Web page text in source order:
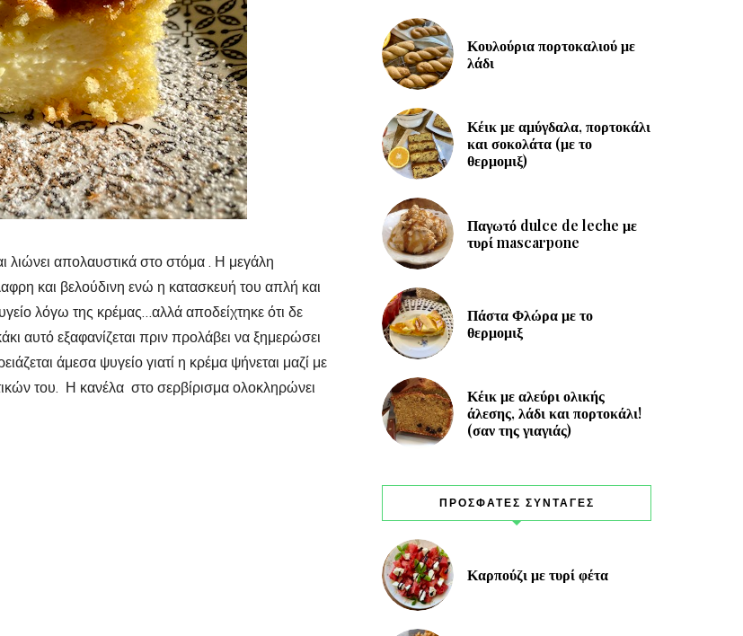
λιώνει απολαυστικά στο στόμα . Η μεγάλη
και βελούδινη ενώ η κατασκευή του απλή και
λόγω της κρέμας…αλλά αποδείχτηκε ότι δε
αυτό εξαφανίζεται πριν προλάβει να ξημερώσει
άμεσα ψυγείο γιατί η κρέμα ψήνεται μαζί με
του. Η κανέλα στο σερβίρισμα ολοκληρώνει
Κουλούρια πορτοκαλιού με
λάδι
Κέικ με αμύγδαλα, πορτοκάλι
και σοκολάτα (με το
θερμομιξ)
Παγωτό dulce de leche με
τυρί mascarpone
Πάστα Φλώρα με το
θερμομιξ
Κέικ με αλεύρι ολικής
άλεσης, λάδι και πορτοκάλι!
(σαν της γιαγιάς)
ΠΡΟΣΦΑΤΕΣ ΣΥΝΤΑΓΕΣ
Καρπούζι με τυρί φέτα